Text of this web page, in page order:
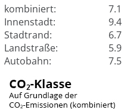
kombiniert:
Innenstadt:
Stadtrand:
Landstraße:
Autobahn: